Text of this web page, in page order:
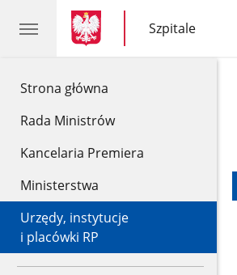
Strona główna
Rada Ministrów
Kancelaria Premiera
Ministerstwa
Urzędy, instytucje
i placówki RP
gov.pl
gov.pl
Szpitale
gov.pl
Szpitale